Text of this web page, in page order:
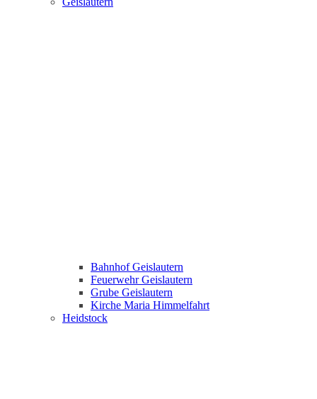
Bahnhof Geislautern
Feuerwehr Geislautern
Grube Geislautern
Kirche Maria Himmelfahrt
Heidstock